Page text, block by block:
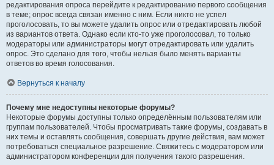
редактирования опроса перейдите к редактированию первого сообщения
в теме; опрос всегда связан именно с ним. Если никто не успел
проголосовать, то вы можете удалить опрос или отредактировать любой
из вариантов ответа. Однако если кто-то уже проголосовал, то только
модераторы или администраторы могут отредактировать или удалить
опрос. Это сделано для того, чтобы нельзя было менять варианты
ответов во время голосования.
Вернуться к началу
Почему мне недоступны некоторые форумы?
Некоторые форумы доступны только определённым пользователям или
группам пользователей. Чтобы просматривать такие форумы, создавать в
них темы и оставлять сообщения, совершать другие действия, вам может
потребоваться специальное разрешение. Свяжитесь с модератором или
администратором конференции для получения такого разрешения.